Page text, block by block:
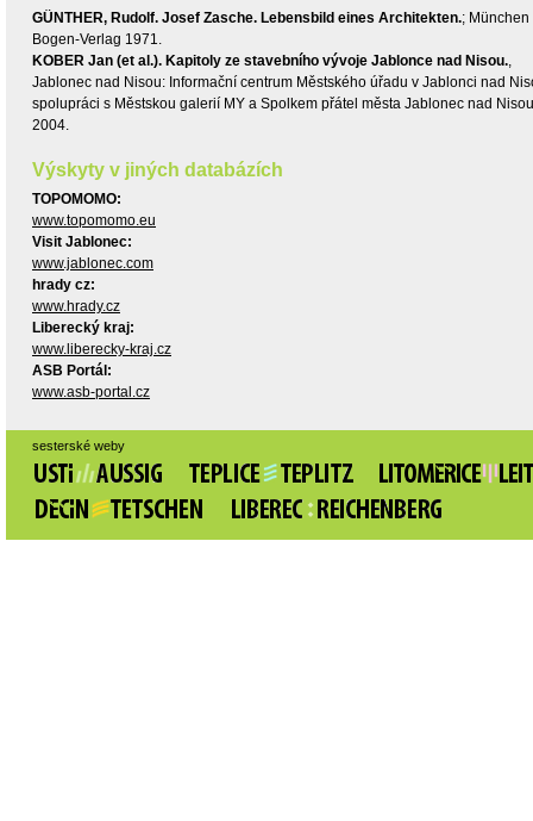
GÜNTHER, Rudolf. Josef Zasche. Lebensbild eines Architekten.; München
Bogen-Verlag 1971.
KOBER Jan (et al.). Kapitoly ze stavebního vývoje Jablonce nad Nisou.,
Jablonec nad Nisou: Informační centrum Městského úřadu v Jablonci nad
spolupráci s Městskou galerií MY a Spolkem přátel města Jablonec nad Nisou
2004.
Výskyty v jiných databázích
TOPOMOMO:
www.topomomo.eu
Visit Jablonec:
www.jablonec.com
hrady cz:
www.hrady.cz
Liberecký kraj:
www.liberecky-kraj.cz
ASB Portál:
www.asb-portal.cz
sesterské weby